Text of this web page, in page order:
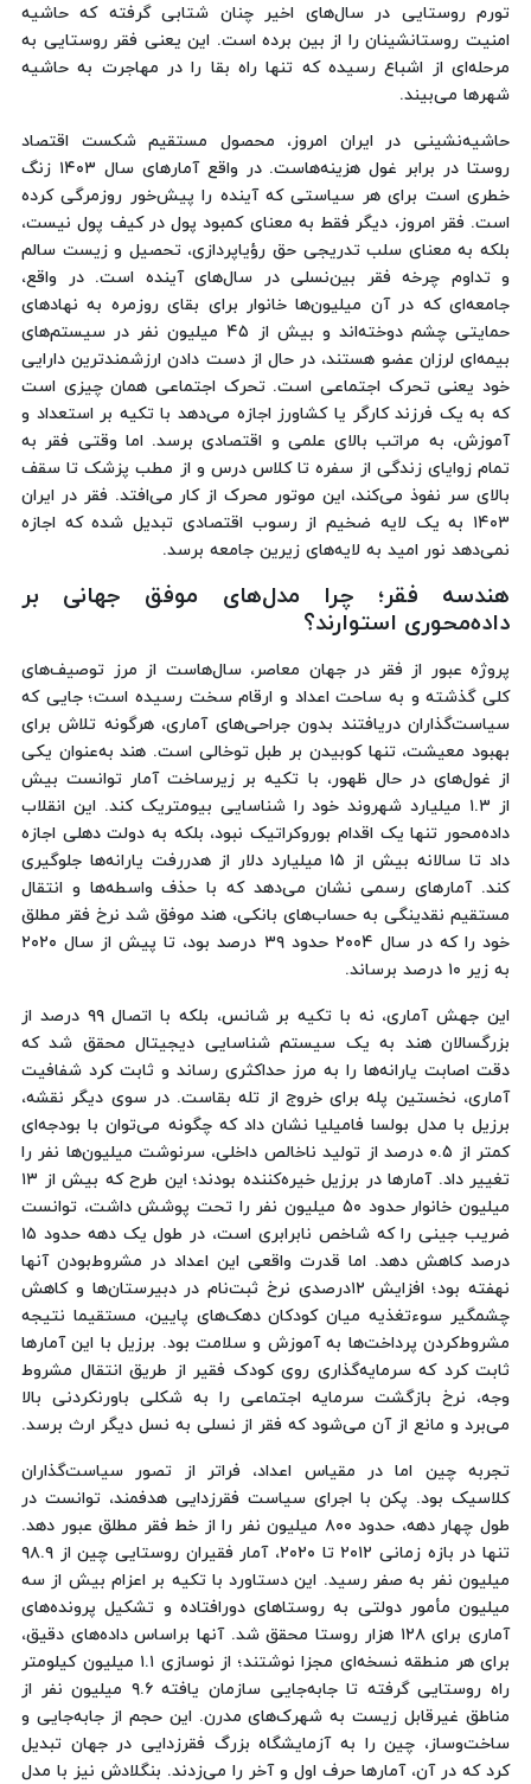
تورم روستایی در سال‌های اخیر چنان شتابی گرفته که حاشیه
امنیت روستانشینان را از بین برده است. این یعنی فقر روستایی به
مرحله‌ای از اشباع رسیده که تنها راه بقا را در مهاجرت به حاشیه
شهرها می‌بیند.
حاشیه‌نشینی در ایران امروز، محصول مستقیم شکست اقتصاد
روستا در برابر غول هزینه‌هاست. در واقع آمارهای سال ۱۴۰۳ زنگ
خطری است برای هر سیاستی که آینده را پیش‌خور روزمرگی کرده
است. فقر امروز، دیگر فقط به معنای کمبود پول در کیف پول نیست،
بلکه به معنای سلب تدریجی حق رؤیاپردازی، تحصیل و زیست سالم
و تداوم چرخه فقر بین‌نسلی در سال‌های آینده است. در واقع،
جامعه‌ای که در آن میلیون‌ها خانوار برای بقای روزمره به نهادهای
حمایتی چشم دوخته‌اند و بیش از ۴۵ میلیون نفر در سیستم‌های
بیمه‌ای لرزان عضو هستند، در حال از دست‌ دادن ارزشمندترین دارایی
خود یعنی تحرک اجتماعی است. تحرک اجتماعی همان چیزی است
که به یک فرزند کارگر یا کشاورز اجازه می‌دهد با تکیه بر استعداد و
آموزش، به مراتب بالای علمی و اقتصادی برسد. اما وقتی فقر به
تمام زوایای زندگی از سفره تا کلاس درس و از مطب پزشک تا سقف
بالای سر نفوذ می‌کند، این موتور محرک از کار می‌افتد. فقر در ایران
۱۴۰۳ به یک لایه ضخیم از رسوب اقتصادی تبدیل شده که اجازه
نمی‌دهد نور امید به لایه‌های زیرین جامعه برسد.
هندسه فقر؛ چرا مدل‌های موفق جهانی بر
داده‌محوری استوارند؟
پروژه عبور از فقر در جهان معاصر، سال‌هاست ‌از مرز توصیف‌های
کلی گذشته و به ساحت اعداد و ارقام سخت رسیده است؛ جایی که
سیاست‌گذاران دریافتند بدون جراحی‌های آماری، هرگونه تلاش برای
بهبود معیشت، تنها کوبیدن بر طبل توخالی است. هند به‌عنوان یکی
از غول‌های در حال ظهور، با تکیه بر زیرساخت آمار توانست بیش
از ۱.۳ میلیارد شهروند خود را شناسایی بیومتریک کند. این انقلاب
داده‌محور تنها یک اقدام بوروکراتیک نبود، بلکه به دولت دهلی اجازه
داد تا سالانه بیش از ۱۵ میلیارد دلار از هدررفت یارانه‌ها جلوگیری
کند. آمارهای رسمی نشان می‌دهد که با حذف واسطه‌ها و انتقال
مستقیم نقدینگی به حساب‌های بانکی، هند موفق شد نرخ فقر مطلق
خود را که در سال ۲۰۰۴ حدود ۳۹ درصد بود، تا پیش از سال ۲۰۲۰
به زیر ۱۰ درصد برساند.
این جهش آماری، نه با تکیه بر شانس، بلکه با اتصال ۹۹ درصد از
بزرگسالان هند به یک سیستم شناسایی دیجیتال محقق شد که
دقت اصابت یارانه‌ها را به مرز حداکثری رساند و ثابت کرد شفافیت
آماری، نخستین پله برای خروج از تله بقاست. در سوی دیگر نقشه،
برزیل با مدل بولسا فامیلیا نشان داد که چگونه می‌توان با بودجه‌ای
کمتر از ۰.۵ درصد از تولید ناخالص داخلی، سرنوشت میلیون‌ها نفر را
تغییر داد. آمارها در برزیل خیره‌کننده بودند؛ این طرح که بیش از ۱۳
میلیون خانوار حدود ۵۰ میلیون نفر را تحت پوشش داشت، توانست
ضریب جینی را که شاخص نابرابری است، در طول یک دهه حدود ۱۵
درصد کاهش دهد. اما قدرت واقعی این اعداد در مشروط‌بودن آنها
نهفته بود؛ افزایش ۱۲درصدی نرخ ثبت‌نام در دبیرستان‌ها و کاهش
چشمگیر سوءتغذیه میان کودکان دهک‌های پایین، مستقیما نتیجه
مشروط‌کردن پرداخت‌ها به آموزش و سلامت بود. برزیل با این آمارها
ثابت کرد که سرمایه‌گذاری روی کودک فقیر از طریق انتقال مشروط
وجه، نرخ بازگشت سرمایه اجتماعی را به شکلی باورنکردنی بالا
می‌برد و مانع از آن می‌شود که فقر از نسلی به نسل دیگر ارث برسد.
تجربه چین اما در مقیاس اعداد، فراتر از تصور سیاست‌گذاران
کلاسیک بود. پکن با اجرای سیاست فقرزدایی هدفمند، توانست در
طول چهار دهه، حدود ۸۰۰ میلیون نفر را از خط فقر مطلق عبور دهد.
تنها در بازه زمانی ۲۰۱۲ تا ۲۰۲۰، آمار فقیران روستایی چین از ۹۸.۹
میلیون نفر به صفر رسید. این دستاورد با تکیه بر اعزام بیش از سه
میلیون مأمور دولتی به روستاهای دورافتاده و تشکیل پرونده‌های
آماری برای ۱۲۸ هزار روستا محقق شد. آنها براساس داده‌های دقیق،
برای هر منطقه نسخه‌ای مجزا نوشتند؛ از نوسازی ۱.۱ میلیون کیلومتر
راه روستایی گرفته تا جابه‌جایی سازمان ‌یافته ۹.۶ میلیون نفر از
مناطق غیرقابل‌ زیست به شهرک‌های مدرن. این حجم از جابه‌جایی و
ساخت‌وساز، چین را به آزمایشگاه بزرگ فقرزدایی در جهان تبدیل
کرد که در آن، آمارها حرف اول و آخر را می‌زدند. بنگلادش نیز با مدل